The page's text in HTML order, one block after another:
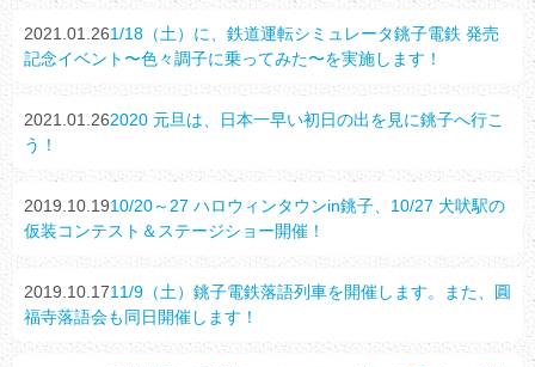
2021.01.261/18（土）に、鉄道運転シミュレータ銚子電鉄 発売
記念イベント〜色々調子に乗ってみた〜を実施します！
2021.01.262020 元旦は、日本一早い初日の出を見に銚子へ行こ
う！
2019.10.1910/20～27 ハロウィンタウンin銚子、10/27 犬吠駅の
仮装コンテスト＆ステージショー開催！
2019.10.1711/9（土）銚子電鉄落語列車を開催します。また、圓
福寺落語会も同日開催します！